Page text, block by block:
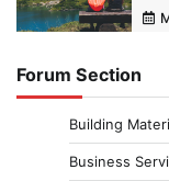
Forum Section
Building
Business